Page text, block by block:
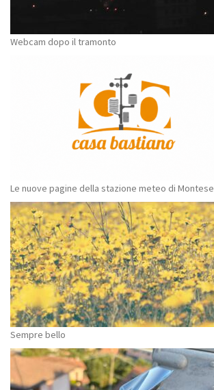
Webcam dopo il tramonto
Le nuove pagine della stazione meteo di Montese
Sempre bello